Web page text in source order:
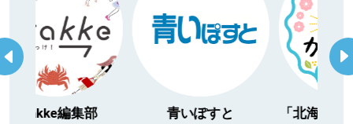
編集部 青いぽすと
「北海道３大